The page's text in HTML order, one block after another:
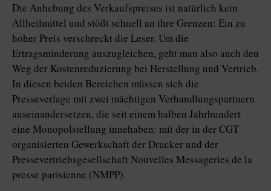
Die Anhebung des Verkaufspreises ist natürlich kein
Allheilmittel und stößt schnell an ihre Grenzen: Ein zu
hoher Preis verschreckt die Leser. Um die
Ertragsminderung auszugleichen, geht man also auch den
Weg der Kostenreduzierung bei Herstellung und Vertrieb.
In diesen beiden Bereichen müssen sich die
Presseverlage mit zwei mächtigen Verhandlungspartnern
auseinandersetzen, die seit einem halben Jahrhundert
eine Monopolstellung innehaben: mit der in der CGT
organisierten Gewerkschaft der Drucker und der
Pressevertriebsgesellschaft Nouvelles Messageries de la
presse parisienne (NMPP).